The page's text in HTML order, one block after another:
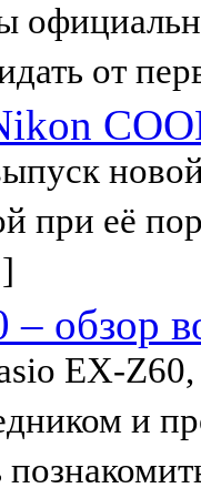
от
при её
обзор
EX-Z60,
и